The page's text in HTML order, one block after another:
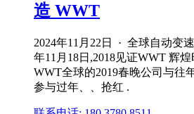
造 WWT
2024年11月22日 · 全球自动变
年11月18日,2018见证WWT 辉
WWT全球的2019春晚公司与往
参与过年、、抢红 .